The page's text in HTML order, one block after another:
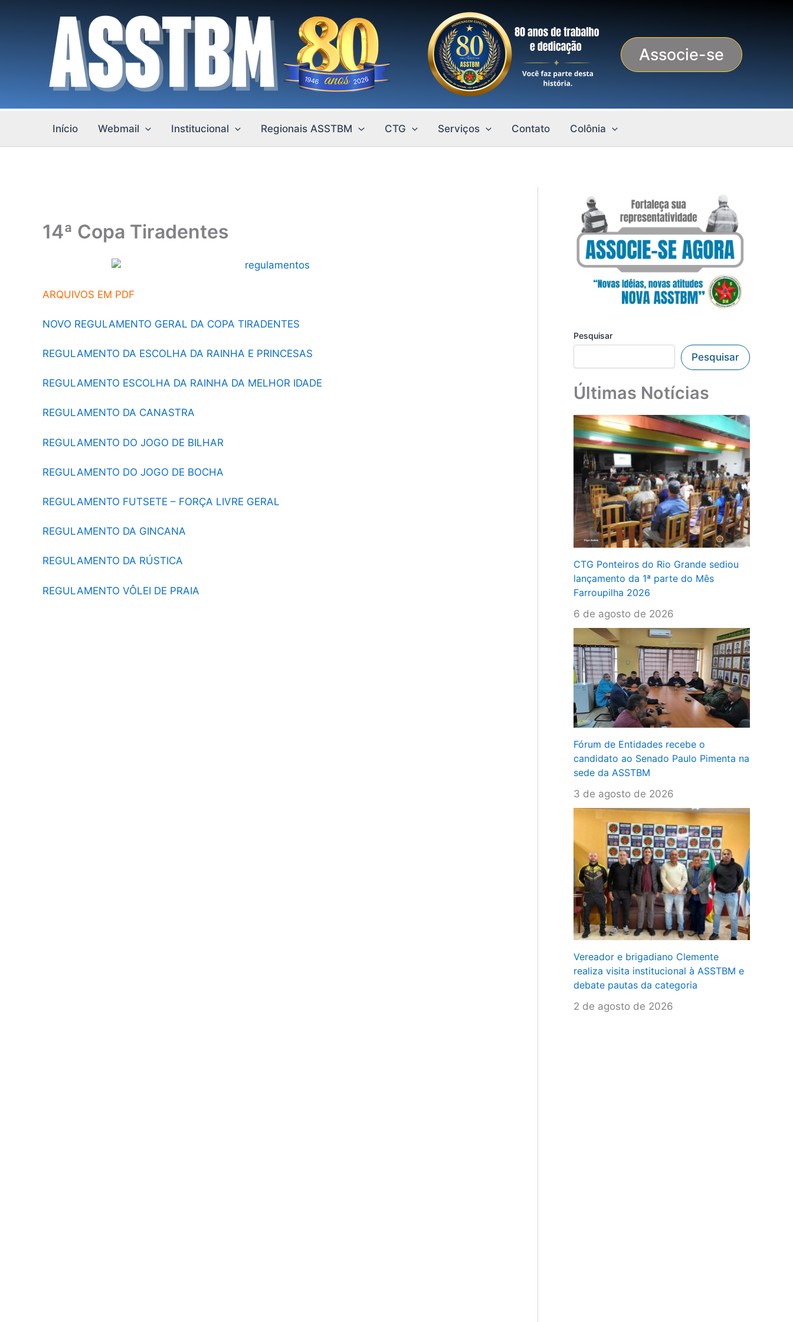
Associe-se
Início Webmail Institucional Regionais ASSTBM CTG Serviços Contato Colônia
14ª Copa Tiradentes
ARQUIVOS EM PDF
NOVO REGULAMENTO GERAL DA COPA TIRADENTES
REGULAMENTO DA ESCOLHA DA RAINHA E PRINCESAS
REGULAMENTO ESCOLHA DA RAINHA DA MELHOR IDADE
REGULAMENTO DA CANASTRA
REGULAMENTO DO JOGO DE BILHAR
REGULAMENTO DO JOGO DE BOCHA
REGULAMENTO FUTSETE – FORÇA LIVRE GERAL
REGULAMENTO DA GINCANA
REGULAMENTO DA RÚSTICA
REGULAMENTO VÔLEI DE PRAIA
Pesquisar
Pesquisar
Últimas Notícias
CTG Ponteiros do Rio Grande sediou
lançamento da 1ª parte do Mês
Farroupilha 2026
6 de agosto de 2026
Fórum de Entidades recebe o
candidato ao Senado Paulo Pimenta na
sede da ASSTBM
3 de agosto de 2026
Vereador e brigadiano Clemente
realiza visita institucional à ASSTBM e
debate pautas da categoria
2 de agosto de 2026